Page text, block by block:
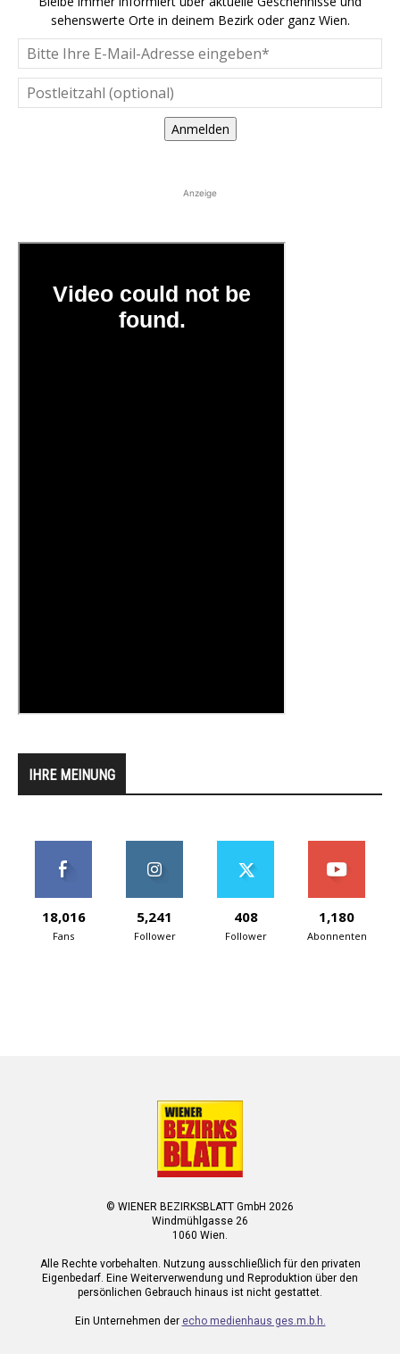
sehenswerte Orte in deinem Bezirk oder ganz Wien.
Anmelden
Anzeige
IHRE MEINUNG
18,016
Fans
5,241
Follower
408
Follower
1,180
Abonnenten
© WIENER BEZIRKSBLATT GmbH 2026
Windmühlgasse 26
1060 Wien.
Alle Rechte vorbehalten. Nutzung ausschließlich für den privaten
Eigenbedarf. Eine Weiterverwendung und Reproduktion über den
persönlichen Gebrauch hinaus ist nicht gestattet.
Ein Unternehmen der echo medienhaus ges.m.b.h.